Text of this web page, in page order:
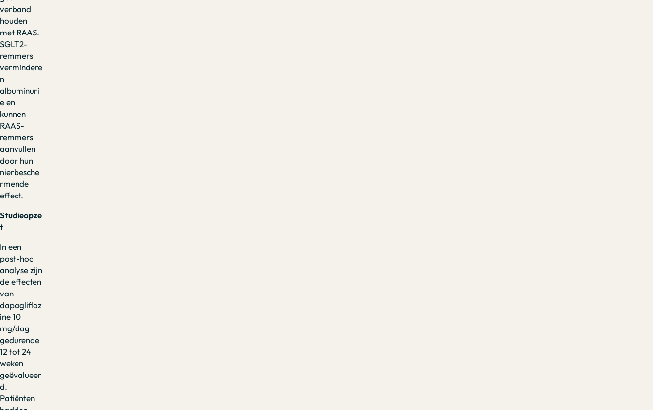
verband
houden
met RAAS.
SGLT2-
remmers
vermindere
n
albuminuri
e en
kunnen
RAAS-
remmers
aanvullen
door hun
nierbesche
rmende
effect.
Studieopze
t
In een
post-hoc
analyse zijn
de effecten
van
dapaglifloz
ine 10
mg/dag
gedurende
12 tot 24
weken
geëvalueer
d.
Patiënten